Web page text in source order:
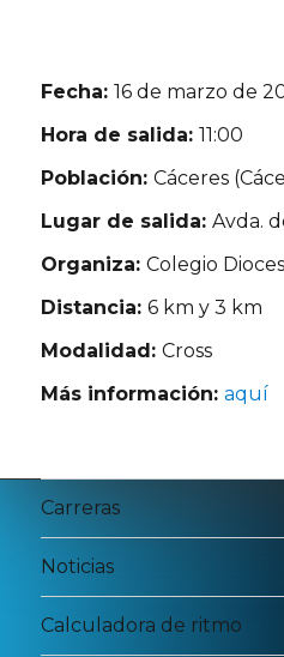
Fecha:16 de marzo de
Hora de salida:11:00
Población:Cáceres
Lugar de salida:Avda.
Organiza:Colegio
Distancia:6 km y 3 km
Modalidad:Cross
Más información:aquí
Carreras
Noticias
Calculadora de ritmo